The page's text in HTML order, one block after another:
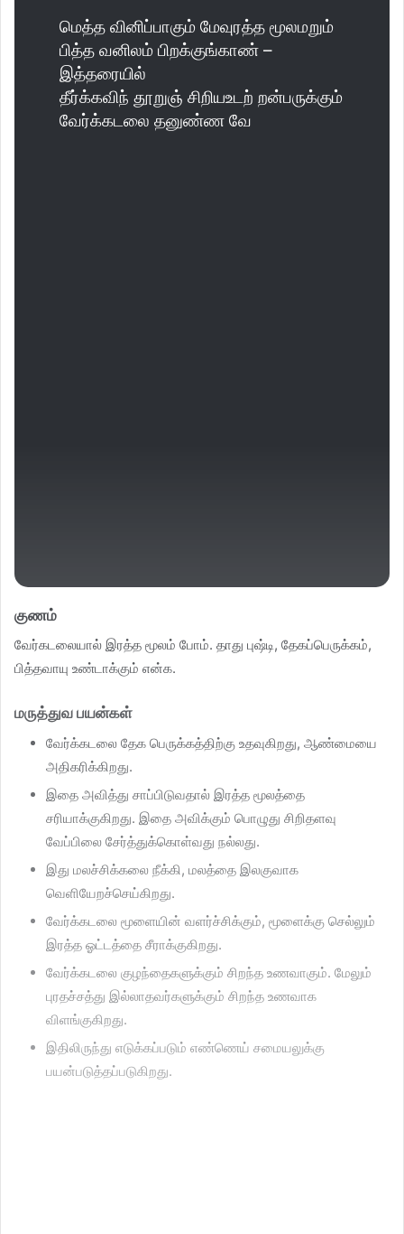
மெத்த வினிப்பாகும் மேவுரத்த மூலமறும்
பித்த வனிலம் பிறக்குங்காண் –
இத்தரையில்
தீர்க்கவிந் தூறுஞ் சிறியஉடற் றன்பருக்கும்
வேர்க்கடலை தனுண்ண வே
குணம்
வேர்கடலையால் இரத்த மூலம் போம். தாது புஷ்டி, தேகப்பெருக்கம்,
பித்தவாயு உண்டாக்கும் என்க.
மருத்துவ பயன்கள்
வேர்க்கடலை தேக பெருக்கத்திற்கு உதவுகிறது, ஆண்மையை
அதிகரிக்கிறது.
இதை அவித்து சாப்பிடுவதால் இரத்த மூலத்தை
சரியாக்குகிறது. இதை அவிக்கும் பொழுது சிறிதளவு
வேப்பிலை சேர்த்துக்கொள்வது நல்லது.
இது மலச்சிக்கலை நீக்கி, மலத்தை இலகுவாக
வெளியேறச்செய்கிறது.
வேர்க்கடலை மூளையின் வளர்ச்சிக்கும், மூளைக்கு செல்லும்
இரத்த ஓட்டத்தை சீராக்குகிறது.
வேர்க்கடலை குழந்தைகளுக்கும் சிறந்த உணவாகும். மேலும்
புரதச்சத்து இல்லாதவர்களுக்கும் சிறந்த உணவாக
விளங்குகிறது.
இதிலிருந்து எடுக்கப்படும் எண்ணெய் சமையலுக்கு
பயன்படுத்தப்படுகிறது.